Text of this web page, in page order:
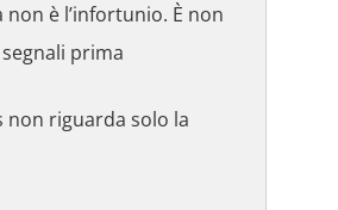
è l’infortunio. È non
prima
non riguarda solo la